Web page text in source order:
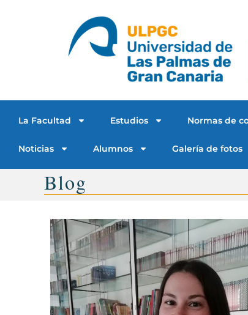
La Facultad Estudios Normas de
Noticias Alumnos Galería de fotos
Blog